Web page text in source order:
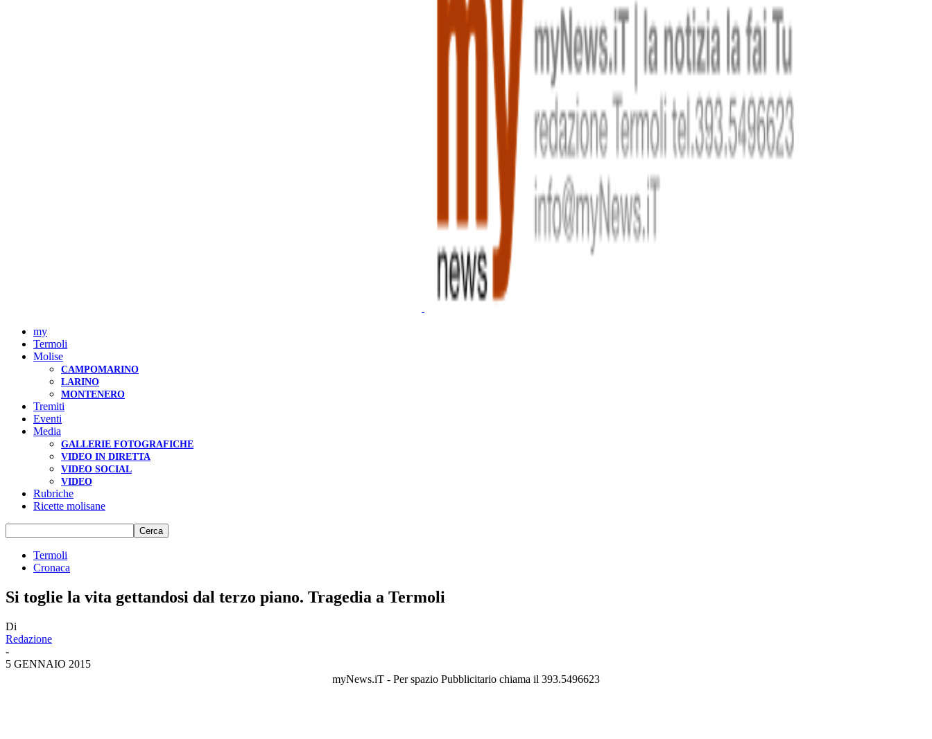
my
Termoli
Molise
CAMPOMARINO
LARINO
MONTENERO
Tremiti
Eventi
Media
GALLERIE FOTOGRAFICHE
VIDEO IN DIRETTA
VIDEO SOCIAL
VIDEO
Rubriche
Ricette molisane
Termoli
Cronaca
Si toglie la vita gettandosi dal terzo piano. Tragedia a Termoli
Di
Redazione
-
5 GENNAIO 2015
myNews.iT - Per spazio Pubblicitario chiama il 393.5496623